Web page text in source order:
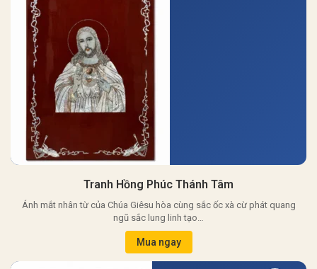
Tranh Hồng Phúc Thánh Tâm
Ánh mắt nhân từ của Chúa Giêsu hòa cùng sắc ốc xà cừ phát quang
ngũ sắc lung linh tạo…
Mua ngay